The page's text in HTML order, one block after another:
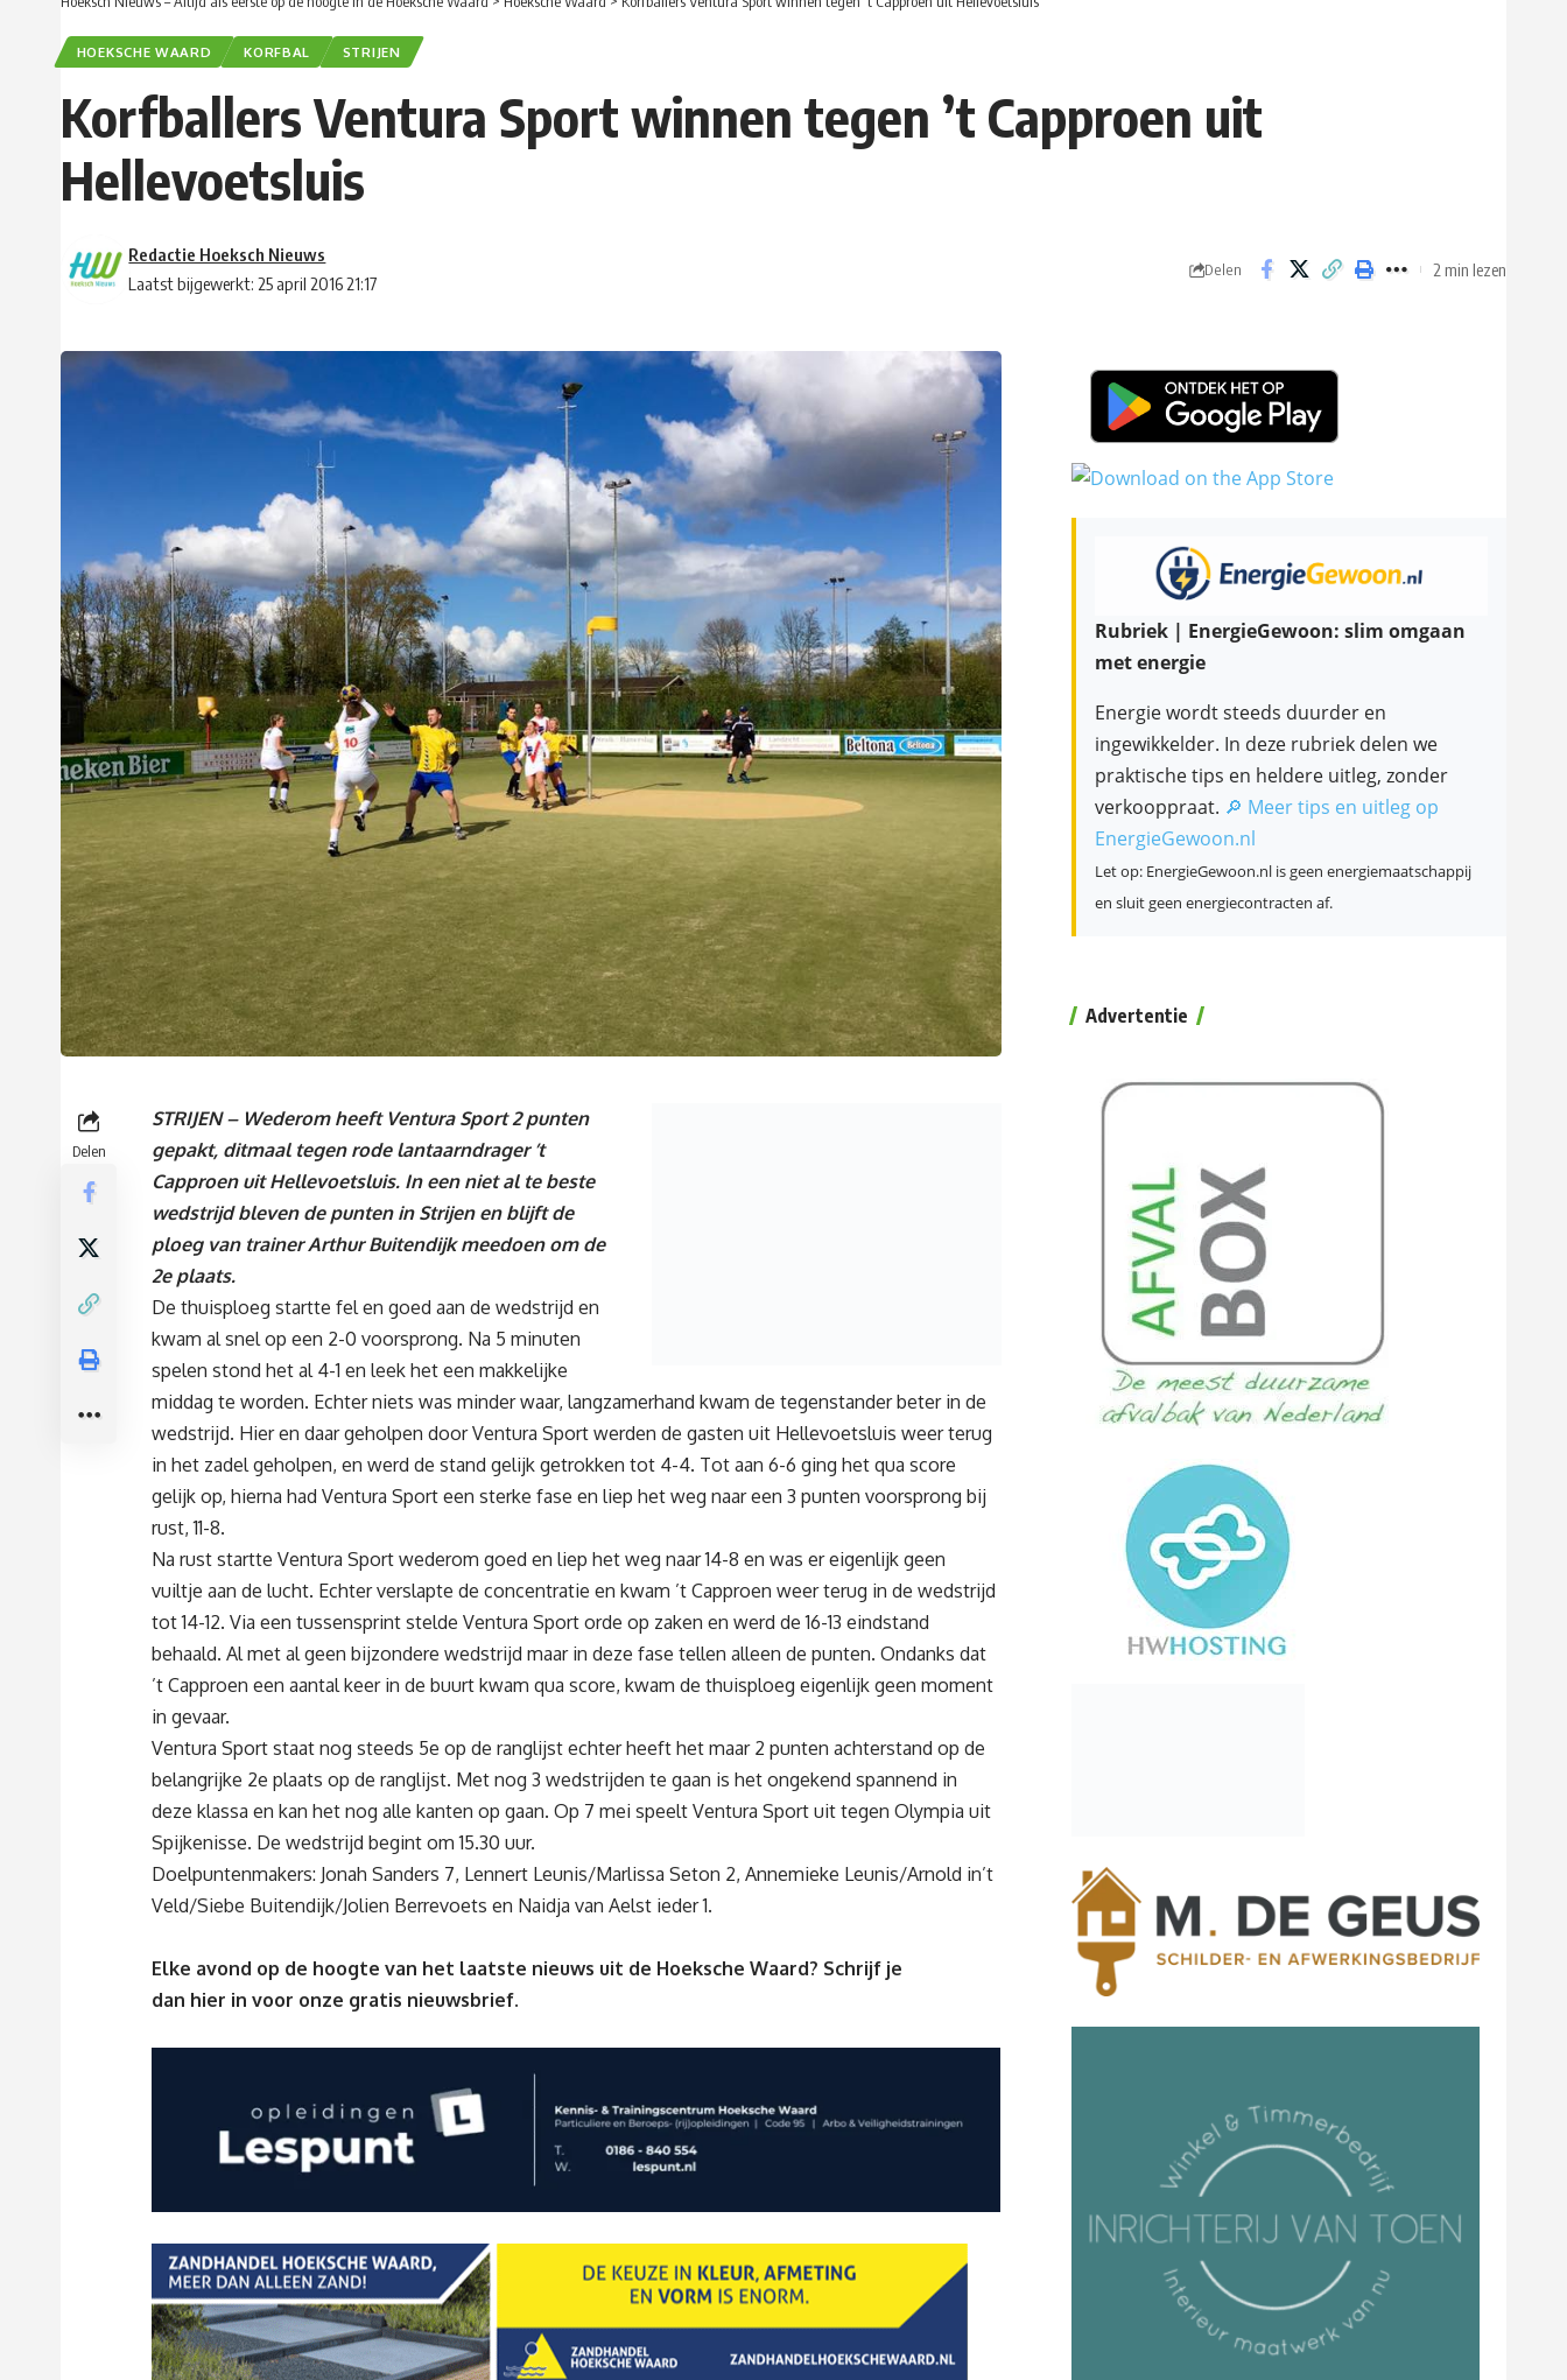
HOEKSCHE WAARD KORFBAL STRIJEN
Korfballers Ventura Sport winnen tegen ’t Capproen uit
Hellevoetsluis
Laatst bijgewerkt: 25 april 2016 21:17
Redactie Hoeksch Nieuws
Delen 2 min lezen
Delen
STRIJEN – Wederom heeft Ventura Sport 2 punten
gepakt, ditmaal tegen rode lantaarndrager ’t
Capproen uit Hellevoetsluis. In een niet al te beste
wedstrijd bleven de punten in Strijen en blijft de
ploeg van trainer Arthur Buitendijk meedoen om de
2e plaats.
De thuisploeg startte fel en goed aan de wedstrijd en
kwam al snel op een 2-0 voorsprong. Na 5 minuten
spelen stond het al 4-1 en leek het een makkelijke
middag te worden. Echter niets was minder waar, langzamerhand kwam de tegenstander beter in de
wedstrijd. Hier en daar geholpen door Ventura Sport werden de gasten uit Hellevoetsluis weer terug
in het zadel geholpen, en werd de stand gelijk getrokken tot 4-4. Tot aan 6-6 ging het qua score
gelijk op, hierna had Ventura Sport een sterke fase en liep het weg naar een 3 punten voorsprong bij
rust, 11-8.
Na rust startte Ventura Sport wederom goed en liep het weg naar 14-8 en was er eigenlijk geen
vuiltje aan de lucht. Echter verslapte de concentratie en kwam ’t Capproen weer terug in de wedstrijd
tot 14-12. Via een tussensprint stelde Ventura Sport orde op zaken en werd de 16-13 eindstand
behaald. Al met al geen bijzondere wedstrijd maar in deze fase tellen alleen de punten. Ondanks dat
’t Capproen een aantal keer in de buurt kwam qua score, kwam de thuisploeg eigenlijk geen moment
in gevaar.
Ventura Sport staat nog steeds 5e op de ranglijst echter heeft het maar 2 punten achterstand op de
belangrijke 2e plaats op de ranglijst. Met nog 3 wedstrijden te gaan is het ongekend spannend in
deze klassa en kan het nog alle kanten op gaan. Op 7 mei speelt Ventura Sport uit tegen Olympia uit
Spijkenisse. De wedstrijd begint om 15.30 uur.
Doelpuntenmakers: Jonah Sanders 7, Lennert Leunis/Marlissa Seton 2, Annemieke Leunis/Arnold in’t
Veld/Siebe Buitendijk/Jolien Berrevoets en Naidja van Aelst ieder 1.
Elke avond op de hoogte van het laatste nieuws uit de Hoeksche Waard? Schrijf je
dan hier in voor onze gratis nieuwsbrief.
Rubriek | EnergieGewoon: slim omgaan
met energie
Energie wordt steeds duurder en
ingewikkelder. In deze rubriek delen we
praktische tips en heldere uitleg, zonder
verkooppraat. 🔎 Meer tips en uitleg op
EnergieGewoon.nl
Let op: EnergieGewoon.nl is geen energiemaatschappij
en sluit geen energiecontracten af.
Advertentie